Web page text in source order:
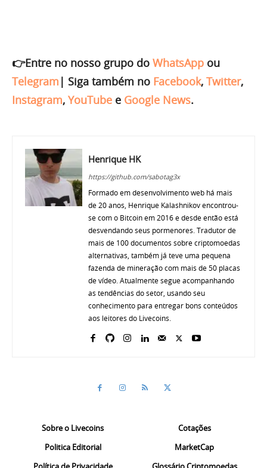
👉Entre no nosso grupo do WhatsApp ou
Telegram | Siga também no Facebook, Twitter,
Instagram, YouTube e Google News.
Henrique HK
https://github.com/sabotag3x
Formado em desenvolvimento web há mais
de 20 anos, Henrique Kalashnikov encontrou-
se com o Bitcoin em 2016 e desde então está
desvendando seus pormenores. Tradutor de
mais de 100 documentos sobre criptomoedas
alternativas, também já teve uma pequena
fazenda de mineração com mais de 50 placas
de vídeo. Atualmente segue acompanhando
as tendências do setor, usando seu
conhecimento para entregar bons conteúdos
aos leitores do Livecoins.
Sobre o Livecoins
Politica Editorial
Cotações
MarketCap